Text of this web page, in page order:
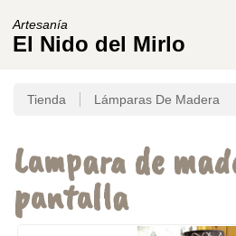
Artesanía
El Nido del Mirlo
Tienda Lámparas De Madera
Lampara de
pantalla